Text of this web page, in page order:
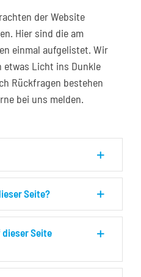
der Website
Hier sind die am
einmal aufgelistet. Wir
Licht ins Dunkle
Rückfragen bestehen
bei uns melden.
Seite?
Seite